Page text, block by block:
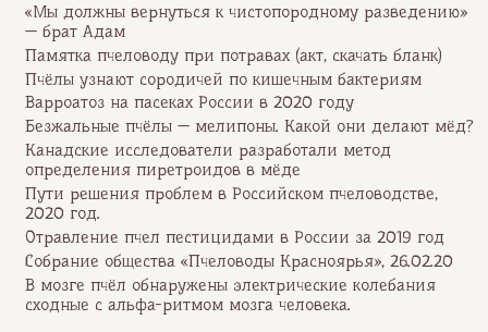
«Мы должны вернуться к чистопородному разведению»
— брат Адам
Памятка пчеловоду при потравах (акт, скачать бланк)
Пчёлы узнают сородичей по кишечным бактериям
Варроатоз на пасеках России в 2020 году
Безжальные пчёлы — мелипоны. Какой они делают мёд?
Канадские исследователи разработали метод
определения пиретроидов в мёде
Пути решения проблем в Российском пчеловодстве,
2020 год.
Отравление пчел пестицидами в России за 2019 год
Собрание общества «Пчеловоды Красноярья», 26.02.20
В мозге пчёл обнаружены электрические колебания
сходные с альфа-ритмом мозга человека.